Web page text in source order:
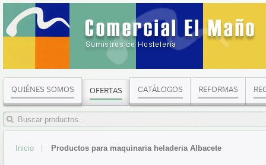
QUIÉNES SOMOS OFERTAS CATÁLOGOS REFORMAS
Inicio Productos para maquinaria heladeria Albacete